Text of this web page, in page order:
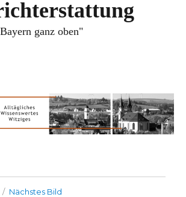
ganz oben"
Nächstes Bild